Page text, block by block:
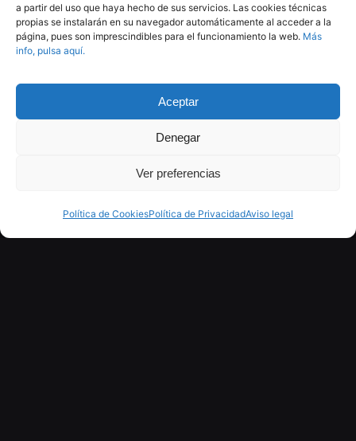
a partir del uso que haya hecho de sus servicios. Las cookies técnicas
propias se instalarán en su navegador automáticamente al acceder a la
página, pues son imprescindibles para el funcionamiento la web. Más
info, pulsa aquí.
Aceptar
Denegar
Ver preferencias
Política de CookiesPolítica de PrivacidadAviso legal
Y.BRID es sin duda nuestro producto mas